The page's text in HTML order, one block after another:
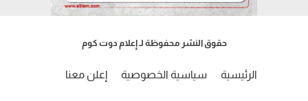
حقوق النشر محفوظة لـ إعلام دوت كوم
الرئيسية سياسية الخصوصية إعلن معنا